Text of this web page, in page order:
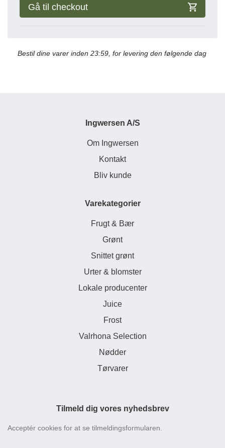
Gå til checkout
Bestil dine varer inden 23:59, for levering den følgende dag
Ingwersen A/S
Om Ingwersen
Kontakt
Bliv kunde
Varekategorier
Frugt & Bær
Grønt
Snittet grønt
Urter & blomster
Lokale producenter
Juice
Frost
Valrhona Selection
Nødder
Tørvarer
Tilmeld dig vores nyhedsbrev
Acceptér cookies for at se tilmeldingsformularen.